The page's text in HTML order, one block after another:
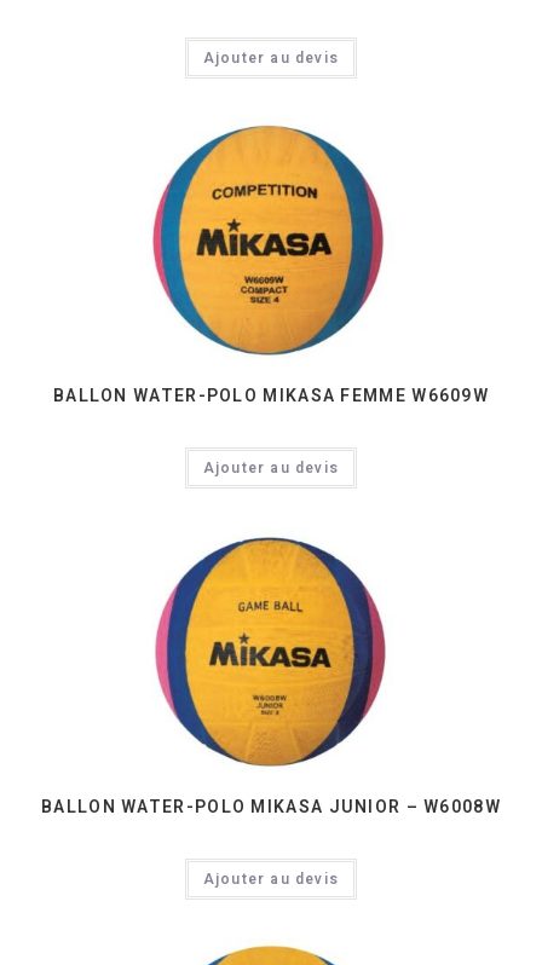
Ajouter au devis
BALLON WATER-POLO MIKASA FEMME W6609W
Ajouter au devis
BALLON WATER-POLO MIKASA JUNIOR – W6008W
Ajouter au devis